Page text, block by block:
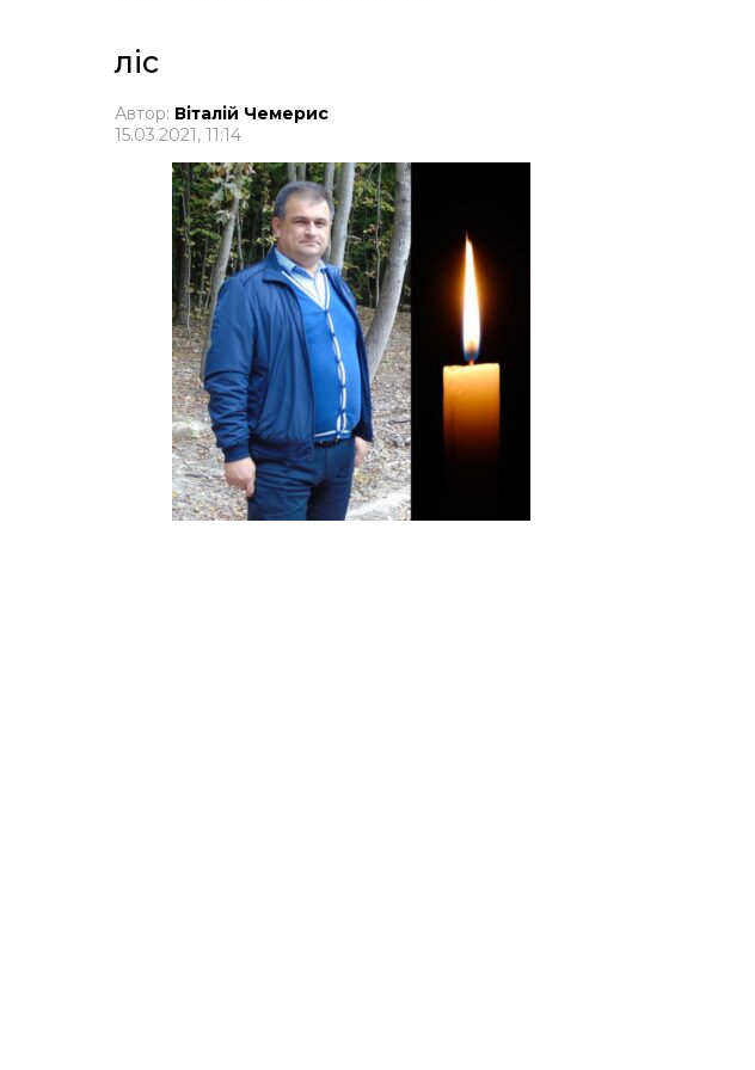
ліс
Автор: Віталій Чемерис
15.03.2021, 11:14